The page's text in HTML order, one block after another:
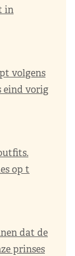
in
volgens
eind vorig
op t
dat de
prinses